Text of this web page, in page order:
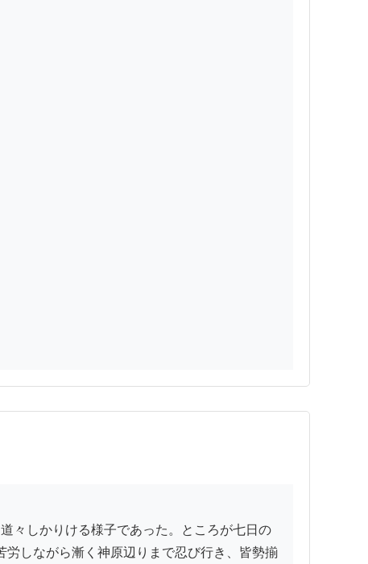
しながら漸く神原辺りまで忍び行き、皆勢揃